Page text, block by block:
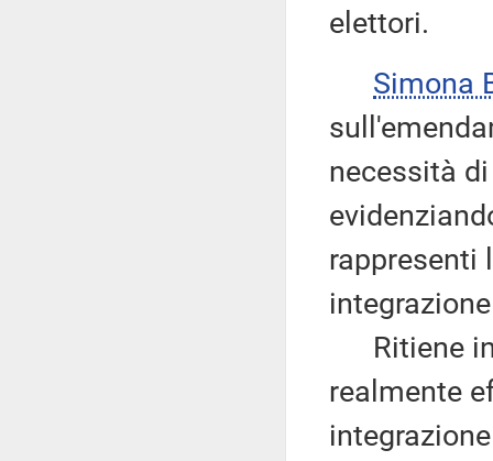
elettori.
Simona
necessità
rappresenti
Ritiene
realmente